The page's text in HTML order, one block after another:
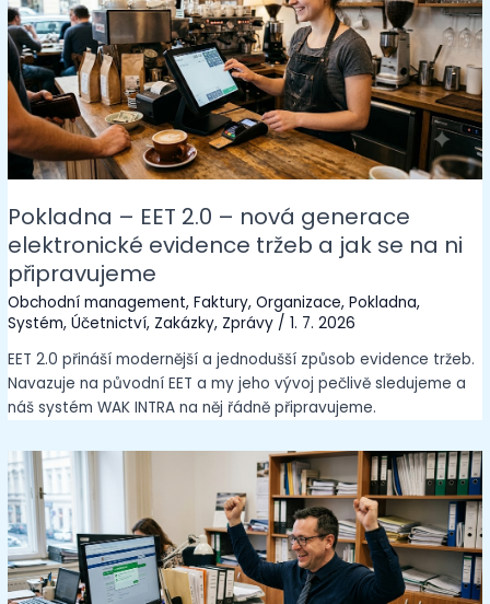
Pokladna – EET 2.0 – nová generace
elektronické evidence tržeb a jak se na ni
připravujeme
Obchodní management,Faktury,Organizace,Pokladna,
Systém,Účetnictví, Zakázky, Zprávy /1. 7. 2026
EET 2.0 přináší modernější a jednodušší způsob evidence tržeb.
Navazuje na původní EET a my jeho vývoj pečlivě sledujeme a
náš systém WAK INTRA na něj řádně připravujeme.